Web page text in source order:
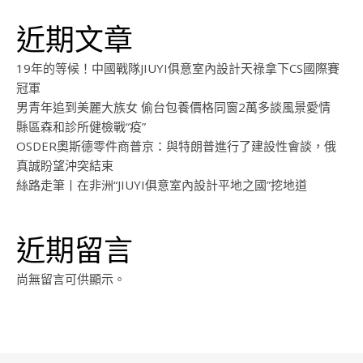
近期文章
19年的等候！中國戰隊JIUYI俱意室內設計天祿拿下CS國際賽
冠軍
男青年追到美麗大族女 偷台包養價格同窗2萬多談風景愛情
縣區森和診所健檢戰“疫”
OSDER奧斯德零件商普京：與特朗普進行了建設性會談，俄
真誠盼望沖突結束
絲路走筆丨在非洲“JIUYI俱意室內設計平地之國”挖地道
近期留言
尚無留言可供顯示。